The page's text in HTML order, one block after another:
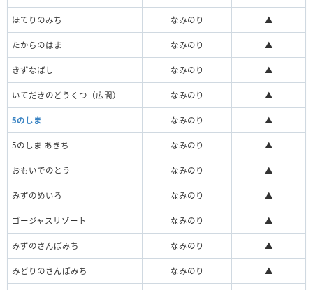
ほてりのみち なみのり ▲
たからのはま なみのり ▲
きずなばし なみのり ▲
いてだきのどうくつ（広間） なみのり ▲
5のしま なみのり ▲
5のしま あきち なみのり ▲
おもいでのとう なみのり ▲
みずのめいろ なみのり ▲
ゴージャスリゾート なみのり ▲
みずのさんぽみち なみのり ▲
みどりのさんぽみち なみのり ▲